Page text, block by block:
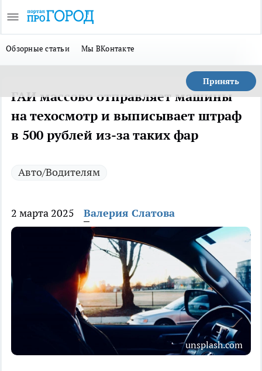
Обзорные статьи Мы ВКонтакте
Принять
ГАИ массово отправляет машины
на техосмотр и выписывает штраф
в 500 рублей из-за таких фар
Авто/Водителям
2 марта 2025 Валерия Слатова
unsplash.com